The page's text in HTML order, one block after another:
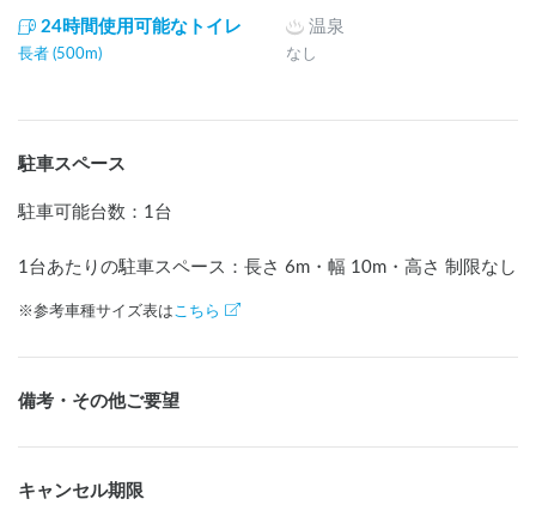
24時間使用可能なトイレ
長者 (500m)
温泉
なし
駐車スペース
駐車可能台数 ： 1台
1台あたりの駐車スペース：長さ 6m ・幅 10m ・高さ 制限なし
※参考車種サイズ表は こちら
備考・その他ご要望
キャンセル期限